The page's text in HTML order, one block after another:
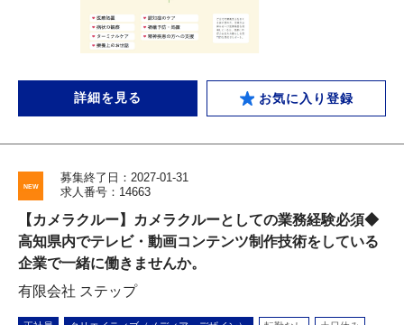
詳細を見る お気に入り登録
募集終了日：2027-01-31
求人番号：14663
【カメラクルー】カメラクルーとしての業務経験必須◆
高知県内でテレビ・動画コンテンツ制作技術をしている
企業で一緒に働きませんか。
有限会社 ステップ